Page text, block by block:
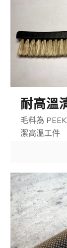
耐高溫
毛料為
潔高溫工件